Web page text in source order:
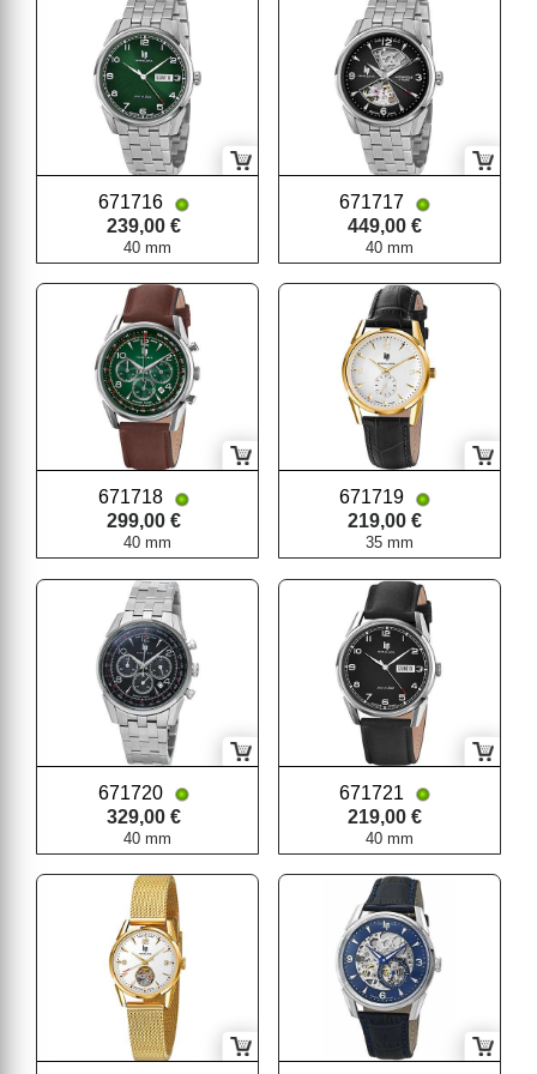
671716
239,00 €
40 mm
671717
449,00 €
40 mm
671718
299,00 €
40 mm
671719
219,00 €
35 mm
671720
329,00 €
40 mm
671721
219,00 €
40 mm